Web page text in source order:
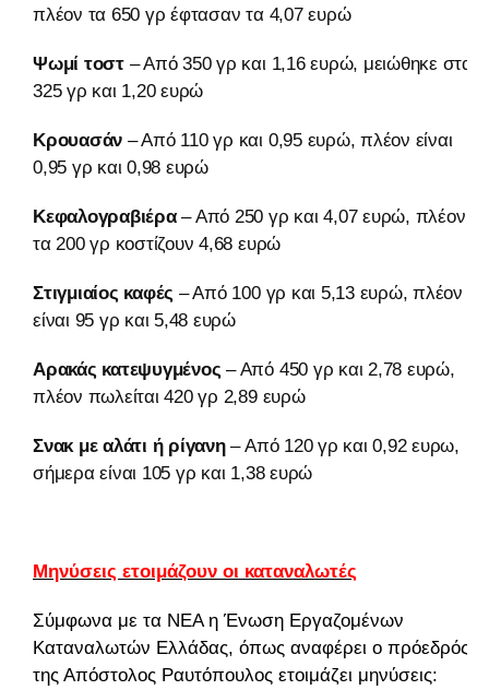
πλέον τα 650 γρ έφτασαν τα 4,07 ευρώ
Ψωμί τοστ– Από 350 γρ και 1,16 ευρώ, μειώθηκε στα
325 γρ και 1,20 ευρώ
Κρουασάν – Από 110 γρ και 0,95 ευρώ, πλέον είναι
0,95 γρ και 0,98 ευρώ
Κεφαλογραβιέρα– Από 250 γρ και 4,07 ευρώ, πλέον
τα 200 γρ κοστίζουν 4,68 ευρώ
Στιγμιαίος καφές – Από 100 γρ και 5,13 ευρώ, πλέον
είναι 95 γρ και 5,48 ευρώ
Αρακάς κατεψυγμένος – Από 450 γρ και 2,78 ευρώ,
πλέον πωλείται 420 γρ 2,89 ευρώ
Σνακ με αλάτι ή ρίγανη– Από 120 γρ και 0,92 ευρω,
σήμερα είναι 105 γρ και 1,38 ευρώ
Μηνύσεις ετοιμάζουν οι καταναλωτές
Σύμφωνα με τα ΝΕΑ η Ένωση Εργαζομένων
Καταναλωτών Ελλάδας, όπως αναφέρει ο πρόεδρός
της Απόστολος Ραυτόπουλος ετοιμάζει μηνύσεις: